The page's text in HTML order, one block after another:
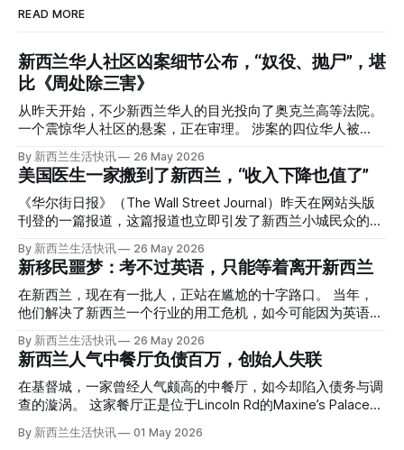
READ MORE
新西兰华人社区凶案细节公布，“奴役、抛尸”，堪
比《周处除三害》
从昨天开始，不少新西兰华人的目光投向了奥克兰高等法院。
一个震惊华人社区的悬案，正在审理。 涉案的四位华人被
告，站在了法庭，被控与一位70岁中国女人的死有关。 事情
的复杂程度，远超人们的想象。 神秘的黑色塑料袋 先让我们
回到2024年3月12日。 新西兰一个名叫Paul Middleton的老
人，在奥克兰Gulf Harbour钓鱼时，发现了一个黑色塑料袋，
里面是一堆衣服。 再扒开衣服，他看到了一只手，一只人
腰部对折，黑色胶带缠着头、手腕和身体，整个人被绑成胎儿
状。 两个10公斤的米袋装满了石头，用胶带死死缠在尸体
上。 死者是亚洲面孔的老年女性，头部、脸、胳膊都有钝器
伤，当时身穿一件“娟燕牌”内衣和黑色长裤。 她是谁？没有人
Operation Parade的案子，开始调查。 米袋泄露秘密 破案的
关键，是两个米袋。这两个塑料米袋里装着用来压住尸体的花
园石头。 每个米袋上都有序列号。 警察一家家查，发现这批
米是在奥克兰北岸一家超市卖的。
By 新西兰生活快讯 26 May 2026
美国医生一家搬到了新西兰，“收入下降也值了”
《华尔街日报》（The Wall Street Journal）昨天在网站头版
刊登的一篇报道，这篇报道也立即引发了新西兰小城民众的兴
趣： “精疲力尽的美国医生，正在离开美国，前往新西兰一座
偏远小镇。” “精疲力尽的美国医生”搬家新西兰 四年前，在加
州拉霍亚（La Jolla）一家医院担任内科医生的Brandon
Williams医生达到了崩溃的边缘。 患者人数激增、医疗人员短
缺、医疗事故诉讼的威胁，以及对患者无力支付医疗费用的忧
（PTSD）。他的其中一位同事甚至因自杀身亡。 他并不想放
弃从医，但他不想再在美国行医了。 于是，他与38岁的妻子
Ellen Williams开始在欧洲寻找更好的选择。 就在那时，他收
到了一封来自新西兰医疗招聘人员的信。 “虽然跑到那个‘与世
义。”现年39岁的加州人Brandon说道。 2024年11月，这家人
By 新西兰生活快讯 26 May 2026
新移民噩梦：考不过英语，只能等着离开新西兰
在新西兰，现在有一批人，正站在尴尬的十字路口。 当年，
他们解决了新西兰一个行业的用工危机，如今可能因为英语考
试，不得不在几年内离开这个国家。 一位移民的无奈感叹：
“如果我们真能考到那个分数，就不会来开公交车了。” 因为英
语，他们一直无法上岸 来自菲律宾的Ryan De Guzman，就是
这批人中的一员。 2023年，当他看到新西兰招聘海外公交司
机的信息时，几乎没有犹豫就提交了申请。 “我听说这里气候
年3月抵达奥克兰。 当时心里盘算着：努力工作两年，申请居
By 新西兰生活快讯 26 May 2026
新西兰人气中餐厅负债百万，创始人失联
在基督城，一家曾经人气颇高的中餐厅，如今却陷入债务与调
查的漩涡。 这家餐厅正是位于Lincoln Rd的Maxine’s Palace。
其背后的公司已进入清算程序，债务总额接近100万纽币，而
引人关注的是——清算人目前无法联系到创始人本人。 今年3
By 新西兰生活快讯 01 May 2026